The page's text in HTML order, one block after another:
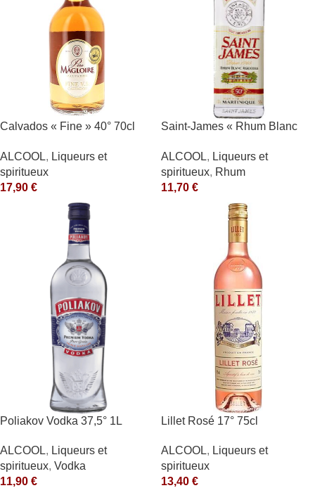
Calvados « Fine » 40° 70cl
ALCOOL, Liqueurs et
spiritueux
17,90 €
Saint-James « Rhum Blanc
ALCOOL, Liqueurs et
spiritueux, Rhum
11,70 €
Poliakov Vodka 37,5° 1L
ALCOOL, Liqueurs et
spiritueux, Vodka
11,90 €
Lillet Rosé 17° 75cl
ALCOOL, Liqueurs et
spiritueux
13,40 €